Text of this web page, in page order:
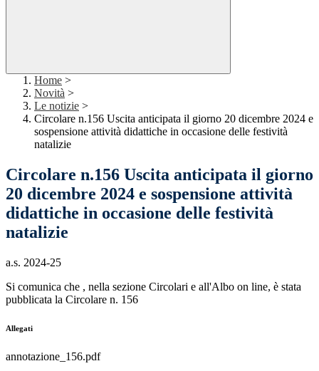
Home >
Novità >
Le notizie >
Circolare n.156 Uscita anticipata il giorno 20 dicembre 2024 e
sospensione attività didattiche in occasione delle festività
natalizie
Circolare n.156 Uscita anticipata il giorno
20 dicembre 2024 e sospensione attività
didattiche in occasione delle festività
natalizie
a.s. 2024-25
Si comunica che , nella sezione Circolari e all'Albo on line, è stata
pubblicata la Circolare n. 156
Allegati
annotazione_156.pdf